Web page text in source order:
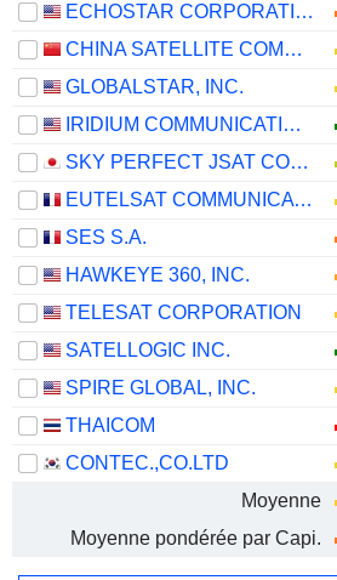
ECHOSTAR CORPORATION
CHINA SATELLITE COMMUNICATIONS CO., LTD.
GLOBALSTAR, INC.
IRIDIUM COMMUNICATIONS INC.
SKY PERFECT JSAT CORPORATION
EUTELSAT COMMUNICATIONS
SES S.A.
HAWKEYE 360, INC.
TELESAT CORPORATION
SATELLOGIC INC.
SPIRE GLOBAL, INC.
THAICOM
CONTEC.,CO.LTD
Moyenne
Moyenne pondérée par Capi.